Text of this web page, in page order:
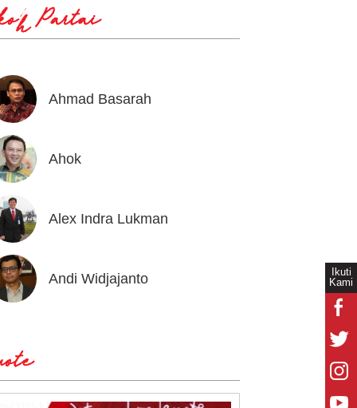
Ikuti
Kami
Partai
Ahmad Basarah
Ahok
Alex Indra Lukman
Andi Widjajanto Aria